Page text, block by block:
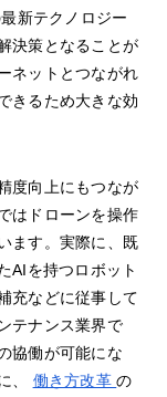
新テクノロジー
決策となることが
ネットとつながれ
きるため大きな効
度向上にもつなが
はドローンを操作
ます。実際に、既
AIを持つロボット
充などに従事して
テナンス業界で
協働が可能にな
、 働き方改革の